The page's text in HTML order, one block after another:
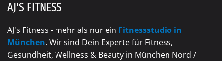
AJ'S FITNESS
AJ's Fitness - mehr als nur ein Fitnessstudio in
München. Wir sind Dein Experte für Fitness,
Gesundheit, Wellness & Beauty in München Nord /